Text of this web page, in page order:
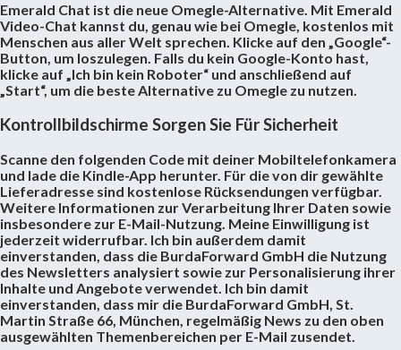
Emerald Chat ist die neue Omegle-Alternative. Mit Emerald
Video-Chat kannst du, genau wie bei Omegle, kostenlos mit
Menschen aus aller Welt sprechen. Klicke auf den „Google“-
Button, um loszulegen. Falls du kein Google-Konto hast,
klicke auf „Ich bin kein Roboter“ und anschließend auf
„Start“, um die beste Alternative zu Omegle zu nutzen.
Kontrollbildschirme Sorgen Sie Für Sicherheit
Scanne den folgenden Code mit deiner Mobiltelefonkamera
und lade die Kindle-App herunter. Für die von dir gewählte
Lieferadresse sind kostenlose Rücksendungen verfügbar.
Weitere Informationen zur Verarbeitung Ihrer Daten sowie
insbesondere zur E-Mail-Nutzung. Meine Einwilligung ist
jederzeit widerrufbar. Ich bin außerdem damit
einverstanden, dass die BurdaForward GmbH die Nutzung
des Newsletters analysiert sowie zur Personalisierung ihrer
Inhalte und Angebote verwendet. Ich bin damit
einverstanden, dass mir die BurdaForward GmbH, St.
Martin Straße 66, München, regelmäßig News zu den oben
ausgewählten Themenbereichen per E-Mail zusendet.